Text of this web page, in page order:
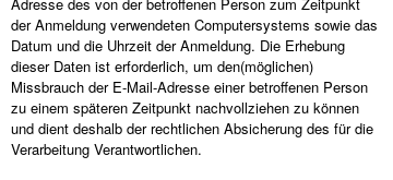
der Anmeldung verwendeten Computersystems sowie das
Datum und die Uhrzeit der Anmeldung. Die Erhebung
dieser Daten ist erforderlich, um den(möglichen)
Missbrauch der E-Mail-Adresse einer betroffenen Person
zu einem späteren Zeitpunkt nachvollziehen zu können
und dient deshalb der rechtlichen Absicherung des für die
Verarbeitung Verantwortlichen.